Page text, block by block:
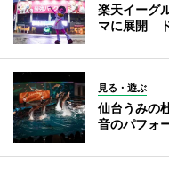
楽天イーグ
マに展開
見る・遊ぶ
仙台うみの
音のパフォ